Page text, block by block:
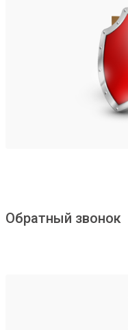
Обратный звонок